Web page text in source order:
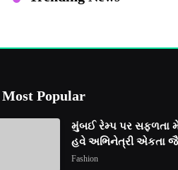
Most Popular
મુંબઈ રેમ્પ પર સફળતા
હવે અભિનેત્રી એકતા
ફેશન વીકમાં પોતાની
Fashion